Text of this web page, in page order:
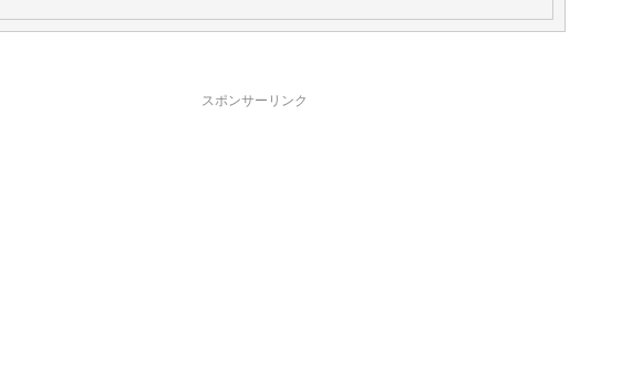
スポンサーリンク